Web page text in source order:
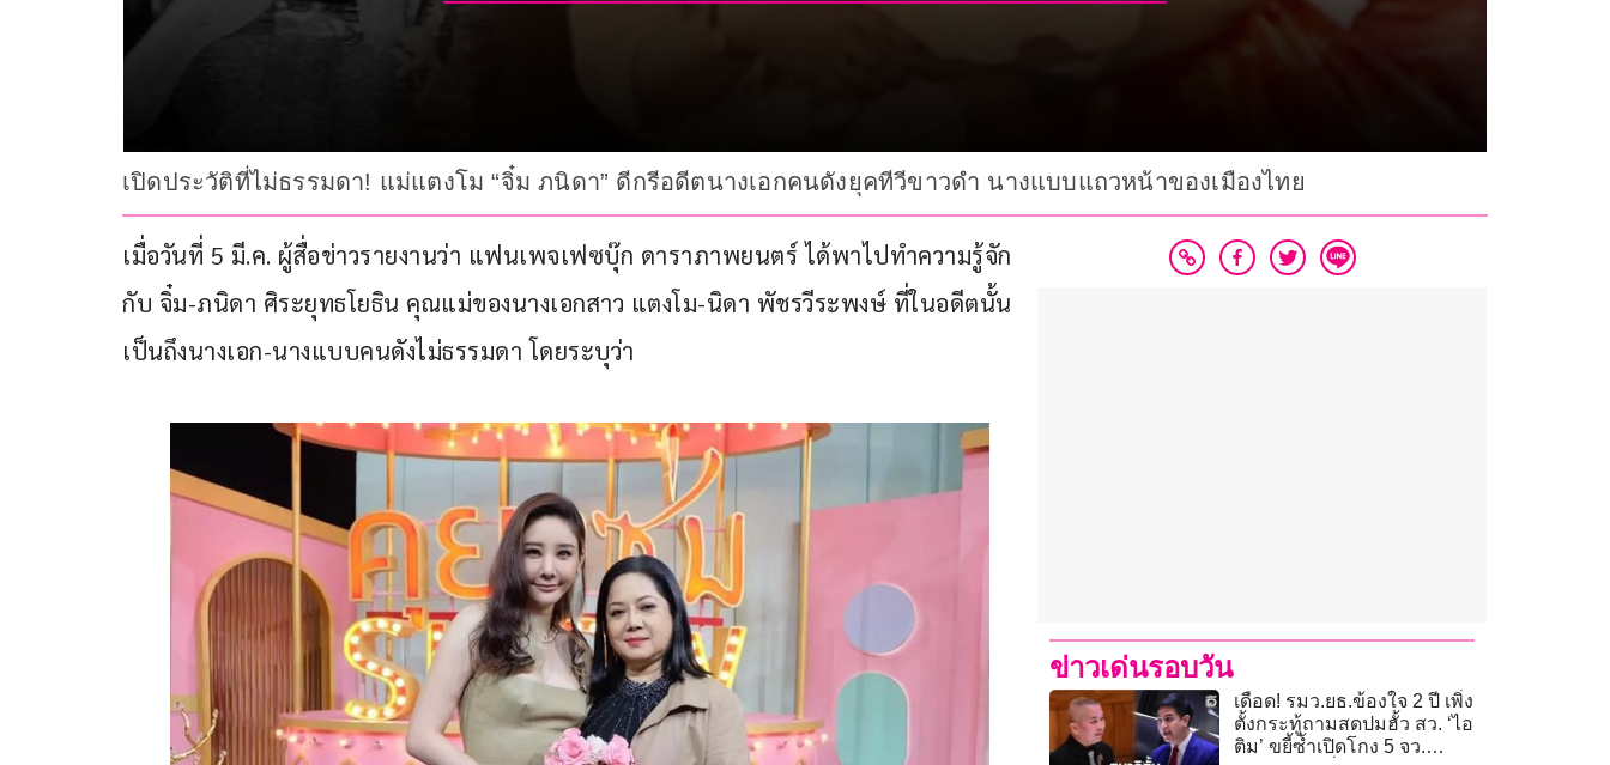
เปิดประวัติที่ไม่ธรรมดา! แม่แตงโม “จิ๋ม ภนิดา” ดีกรีอดีตนางเอกคนดังยุคทีวีขาวดำ นางแบบแถวหน้าของเมืองไทย
เมื่อวันที่ 5 มี.ค. ผู้สื่อข่าวรายงานว่า แฟนเพจเฟซบุ๊ก ดาราภาพยนตร์ ได้พาไปทำความรู้จัก
กับ จิ๋ม-ภนิดา ศิระยุทธโยธิน คุณแม่ของนางเอกสาว แตงโม-นิดา พัชรวีระพงษ์ ที่ในอดีตนั้น
เป็นถึงนางเอก-นางแบบคนดังไม่ธรรมดา โดยระบุว่า
ข่าวเด่นรอบวัน
เดือด! รมว.ยธ.ข้องใจ 2 ปี เพิ่ง
ตั้งกระทู้ถามสดปมฮั้ว สว. ‘ไอ
ติม’ ขยี้ซ้ำเปิดโกง 5 จว.